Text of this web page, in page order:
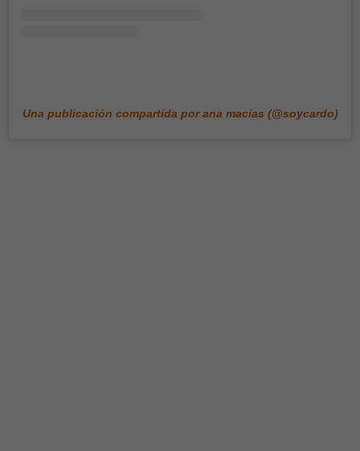
Una publicación compartida por ana macías (@soycardo)